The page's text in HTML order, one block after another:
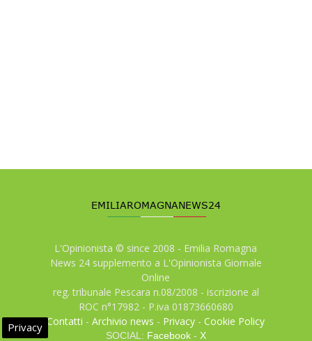
L'Opinionista © since 2008 - Emilia Romagna
News 24 supplemento a L'Opinionista Giornale
Online
reg. tribunale Pescara n.08/2008 - iscrizione al
ROC n°17982 - P.iva 01873660680
Contatti -Archivio news - Privacy -Cookie Policy
SOCIAL: Facebook- X
Privacy